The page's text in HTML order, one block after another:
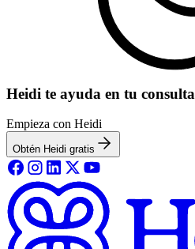
Heidi te ayuda en tu consulta
Empieza con Heidi
Obtén Heidi gratis